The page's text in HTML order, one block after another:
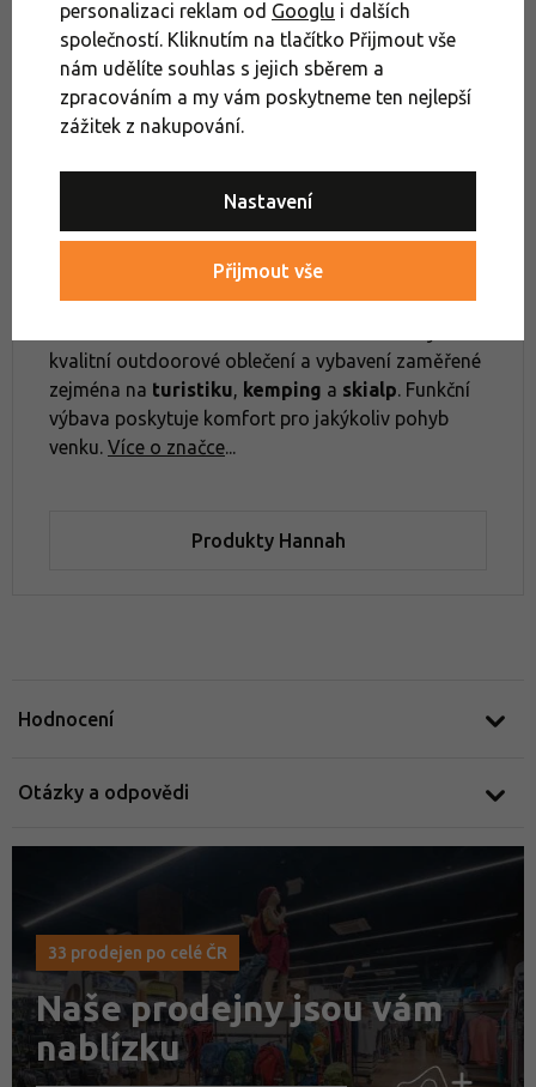
Pánské sandály a pantofle Pánské sportovní sandály
Výprodej sandály a pantofle
Boty na turistiku a cestování
Hannah
kvalitní outdoorové oblečení a vybavení zaměřené
zejména na turistiku, kemping a skialp. Funkční
výbava poskytuje komfort pro jakýkoliv pohyb
venku. Více o značce...
Produkty Hannah
Hodnocení
Otázky a odpovědi
33 prodejen po celé ČR
Naše prodejny jsou vám
nablízku
personalizaci reklam od Googlu i dalších
společností. Kliknutím na tlačítko Přijmout vše
nám udělíte souhlas s jejich sběrem a
zpracováním a my vám poskytneme ten nejlepší
zážitek z nakupování.
Nastavení
Přijmout vše